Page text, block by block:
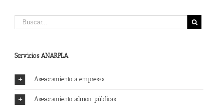
Servicios ANARPLA
Asesoramiento a empresas
Asesoramiento admon públicas